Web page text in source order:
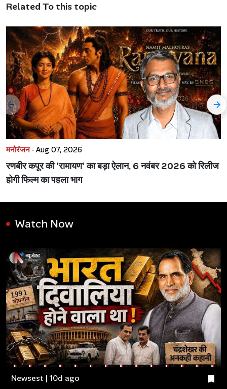
Related To this topic
मनोरंजन · Aug 07, 2026
रणबीर कपूर की 'रामायण' का बड़ा ऐलान, 6 नवंबर 2026 को रिलीज
होगी फिल्म का पहला भाग
Watch Now
Newsest | 10d ago